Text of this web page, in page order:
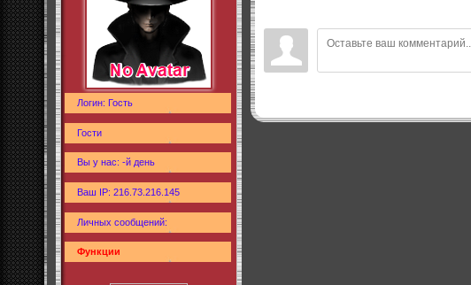
Логин: Гость
Гости
Вы у нас: -й день
Ваш IP: 216.73.216.145
Личных сообщений:
Функции